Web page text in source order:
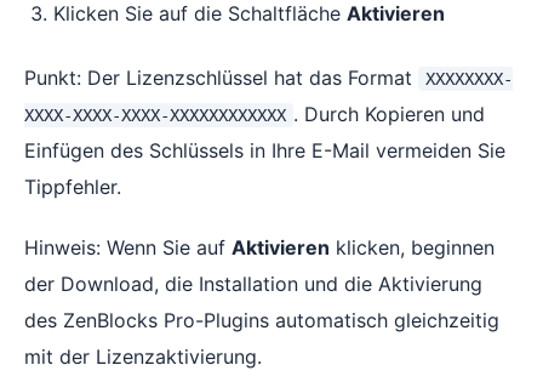
Klicken Sie auf die Schaltfläche Aktivieren
Punkt: Der Lizenzschlüssel hat das Format
XXXXXXXX-
XXXX-XXXX-XXXX-XXXXXXXXXXXX . Durch Kopieren und
Einfügen des Schlüssels in Ihre E-Mail vermeiden Sie
Tippfehler.
Hinweis: Wenn Sie auf Aktivieren klicken, beginnen
der Download, die Installation und die Aktivierung
des ZenBlocks Pro-Plugins automatisch gleichzeitig
mit der Lizenzaktivierung.